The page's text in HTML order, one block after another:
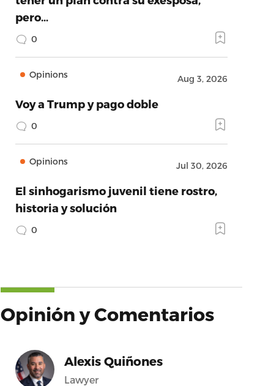
pero…
0
Opinions Aug 3, 2026
Voy a Trump y pago doble
0
Opinions Jul 30, 2026
El sinhogarismo juvenil tiene rostro,
historia y solución
0
Opinión y Comentarios
Alexis Quiñones
Lawyer